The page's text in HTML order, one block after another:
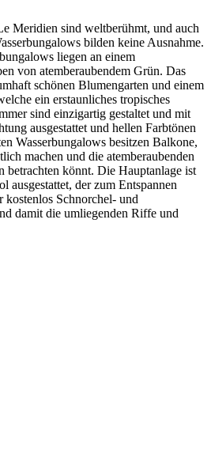
Meridien sind weltberühmt, und auch
bilden keine Ausnahme.
liegen an einem
von atemberaubendem Grün. Das
schönen Blumengarten und einem
ein erstaunliches tropisches
sind einzigartig gestaltet und mit
ausgestattet und hellen Farbtönen
Wasserbungalows besitzen Balkone,
machen und die atemberaubenden
betrachten könnt. Die Hauptanlage ist
ausgestattet, der zum Entspannen
Schnorchel- und
damit die umliegenden Riffe und